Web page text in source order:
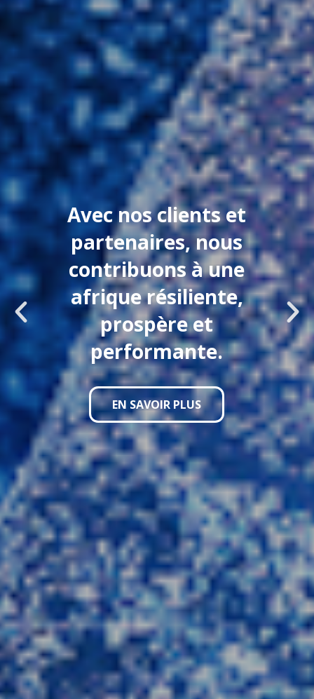
Avec nos clients et
partenaires, nous
contribuons à une
afrique résiliente,
prospère et
performante.
EN SAVOIR PLUS